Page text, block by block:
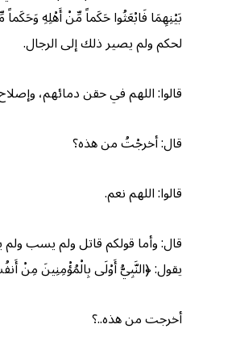
بَيْنِهِمَا فَابْعَثُوا حَكَماً مِّنْ أَهْلِهِ
لحكم ولم يصير ذلك إلى الرجال.
قالوا: اللهم في حقن دمائهم،
قال: أخرجْتُ من هذه؟
قالوا: اللهم نعم.
قال: وأما قولكم قاتل ولم يسب ولم
يقول: ﴿النَّبِيُّ أَوْلَى بِالْمُؤْمِنِينَ مِنْ
أخرجت من هذه..؟